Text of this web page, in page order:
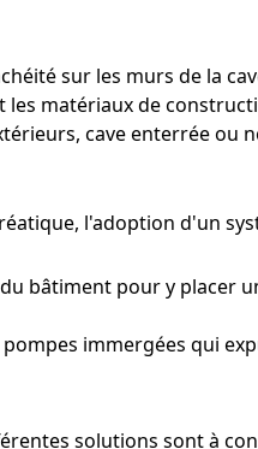
sur les murs de la
matériaux de
cave enterrée ou
l'adoption d'un
bâtiment pour y placer
immergées qui
solutions sont à